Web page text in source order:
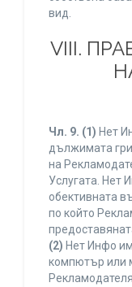
вид.
VIII.
Чл. 9. (1) Нет
дължимата
на
Услугата. Нет
обективната
по който
(2) Нет Инфо
компютър или